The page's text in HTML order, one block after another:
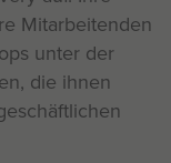
Mitarbeitenden
unter der
die ihnen